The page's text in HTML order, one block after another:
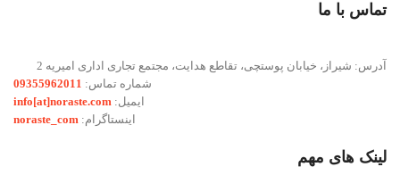
تماس با ما
آدرس: شیراز، خیابان پوستچی، تقاطع هدایت، مجتمع تجاری اداری امیریه 2
شماره تماس: 09355962011
ایمیل: info[at]noraste.com
اینستاگرام: noraste_com
لینک های مهم